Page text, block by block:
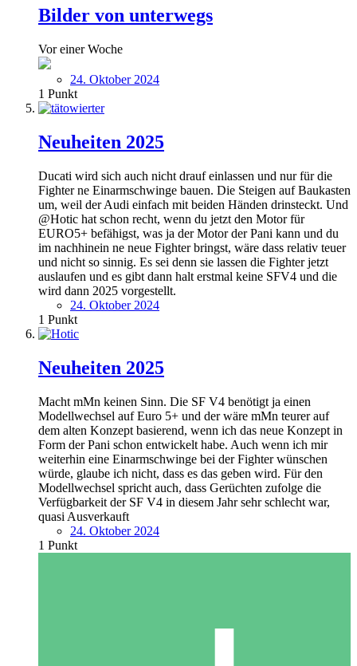
Bilder von unterwegs
Vor einer Woche
24. Oktober 2024
1 Punkt
Neuheiten 2025
Ducati wird sich auch nicht drauf einlassen und nur für die
Fighter ne Einarmschwinge bauen. Die Steigen auf Baukasten
um, weil der Audi einfach mit beiden Händen drinsteckt. Und
@Hotic hat schon recht, wenn du jetzt den Motor für
EURO5+ befähigst, was ja der Motor der Pani kann und du
im nachhinein ne neue Fighter bringst, wäre dass relativ teuer
und nicht so sinnig. Es sei denn sie lassen die Fighter jetzt
auslaufen und es gibt dann halt erstmal keine SFV4 und die
wird dann 2025 vorgestellt.
24. Oktober 2024
1 Punkt
Neuheiten 2025
Macht mMn keinen Sinn. Die SF V4 benötigt ja einen
Modellwechsel auf Euro 5+ und der wäre mMn teurer auf
dem alten Konzept basierend, wenn ich das neue Konzept in
Form der Pani schon entwickelt habe. Auch wenn ich mir
weiterhin eine Einarmschwinge bei der Fighter wünschen
würde, glaube ich nicht, dass es das geben wird. Für den
Modellwechsel spricht auch, dass Gerüchten zufolge die
Verfügbarkeit der SF V4 in diesem Jahr sehr schlecht war,
quasi Ausverkauft
24. Oktober 2024
1 Punkt